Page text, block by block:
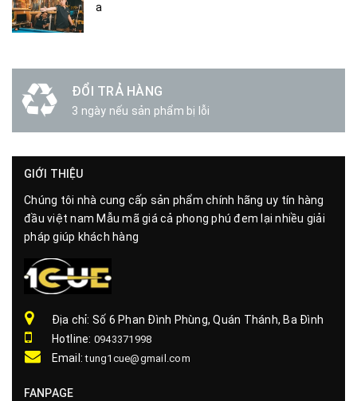
a
ĐỔI TRẢ HÀNG
3 ngày nếu sản phẩm bị lỗi
GIỚI THIỆU
Chúng tôi nhà cung cấp sản phẩm chính hãng uy tín hàng
đầu việt nam Mẫu mã giá cả phong phú đem lại nhiều giải
pháp giúp khách hàng
Địa chỉ: Số 6 Phan Đình Phùng, Quán Thánh, Ba Đình
Hotline: 0943371998
Email:tung1cue@gmail.com
FANPAGE